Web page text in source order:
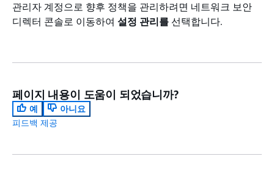
관리자 계정으로 향후 정책을 관리하려면 네트워크 보안
디렉터 콘솔로 이동하여 설정 관리를 선택합니다.
페이지 내용이 도움이 되었습니까?
예
아니요
피드백 제공